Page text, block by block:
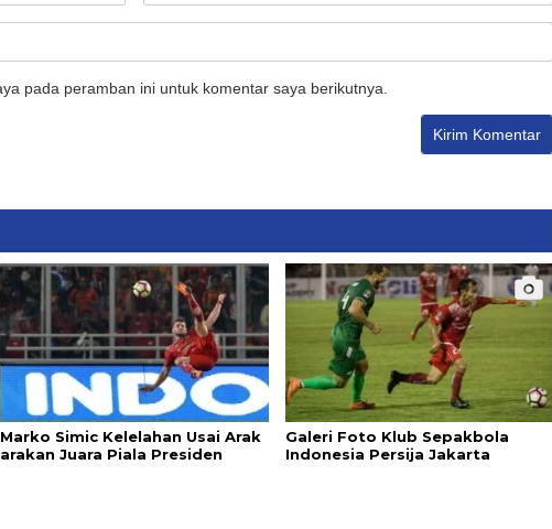
pada peramban ini untuk komentar saya berikutnya.
Marko Simic Kelelahan Usai Arak
arakan Juara Piala Presiden
Galeri Foto Klub Sepakbola
Indonesia Persija Jakarta